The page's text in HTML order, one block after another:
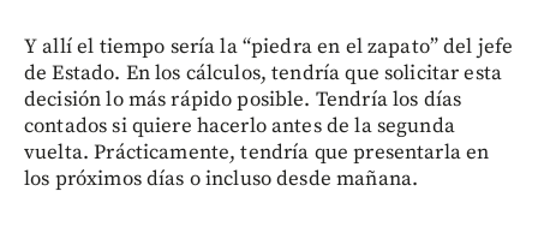
Y allí el tiempo sería la “piedra en el zapato” del jefe
de Estado. En los cálculos, tendría que solicitar esta
decisión lo más rápido posible. Tendría los días
contados si quiere hacerlo antes de la segunda
vuelta. Prácticamente, tendría que presentarla en
los próximos días o incluso desde mañana.